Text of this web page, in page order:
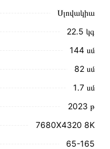
Սլովակիա
22.5 կգ
144 սմ
82 սմ
1․7 սմ
2023 թ
7680X4320 8K
65-165